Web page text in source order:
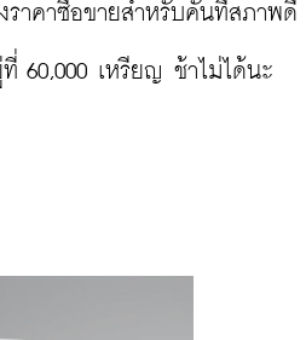
ราคาซื้อขายสำหรับคันที่สภาพดี
60,000 เหรียญ ช้าไม่ได้นะ